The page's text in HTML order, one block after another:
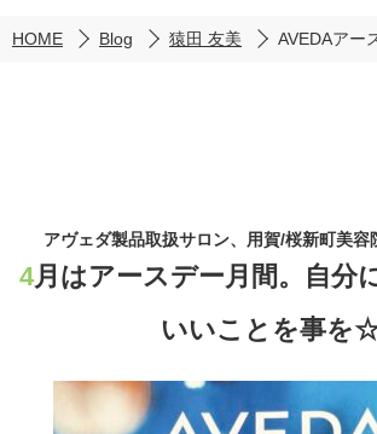
HOME Blog 猿田 友美 AVEDAアー
アヴェダ製品取扱サロン、用賀/桜新町美
4月はアースデー月間。自分にも地球にも
いいことを事を